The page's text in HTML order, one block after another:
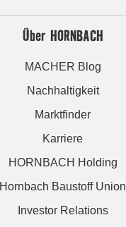
Über HORNBACH
MACHER Blog
Nachhaltigkeit
Marktfinder
Karriere
HORNBACH Holding
Hornbach Baustoff Union
Investor Relations